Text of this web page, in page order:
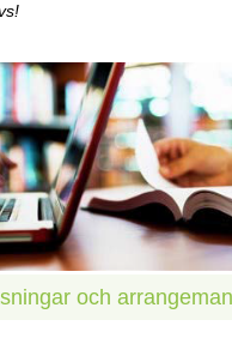
och